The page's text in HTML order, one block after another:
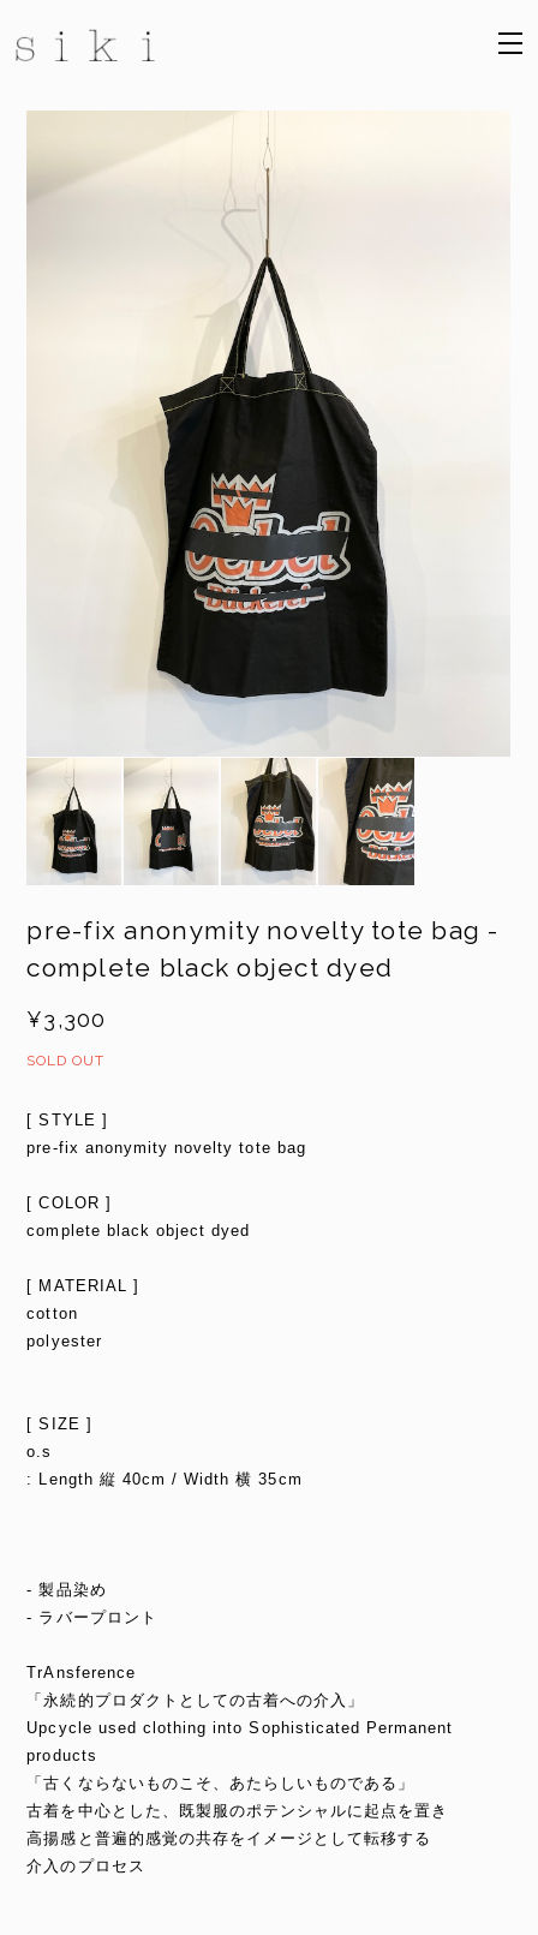
pre-fix anonymity novelty tote bag -
complete black object dyed
¥3,300
SOLD OUT
[ STYLE ]
pre-fix anonymity novelty tote bag
[ COLOR ]
complete black object dyed
[ MATERIAL ]
cotton
polyester
[ SIZE ]
o.s
: Length 縦 40cm / Width 横 35cm
- 製品染め
- ラバープロント
TrAnsference
「永続的プロダクトとしての古着への介入」
Upcycle used clothing into Sophisticated Permanent
products
「古くならないものこそ、あたらしいものである」
古着を中心とした、既製服のポテンシャルに起点を置き
高揚感と普遍的感覚の共存をイメージとして転移する
介入のプロセス